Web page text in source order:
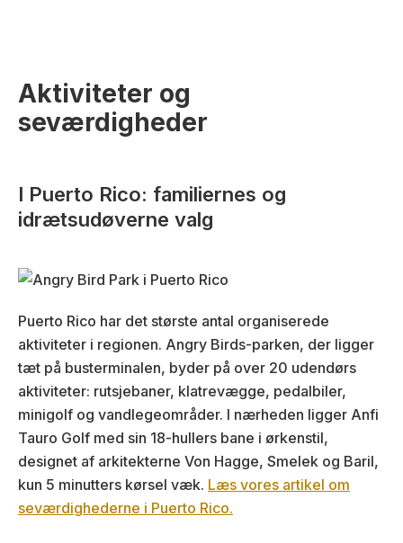
Aktiviteter og
seværdigheder
I Puerto Rico: familiernes og
idrætsudøverne valg
Puerto Rico har det største antal organiserede
aktiviteter i regionen. Angry Birds-parken, der ligger
tæt på busterminalen, byder på over 20 udendørs
aktiviteter: rutsjebaner, klatrevægge, pedalbiler,
minigolf og vandlegeområder. I nærheden ligger Anfi
Tauro Golf med sin 18-hullers bane i ørkenstil,
designet af arkitekterne Von Hagge, Smelek og Baril,
kun 5 minutters kørsel væk. Læs vores artikel om
seværdighederne i Puerto Rico.